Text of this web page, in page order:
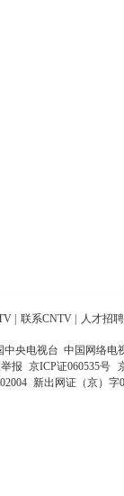
联系CNTV 人才招聘
中央电视台 中国网络电
报 京ICP证060535号
新出网证（京）